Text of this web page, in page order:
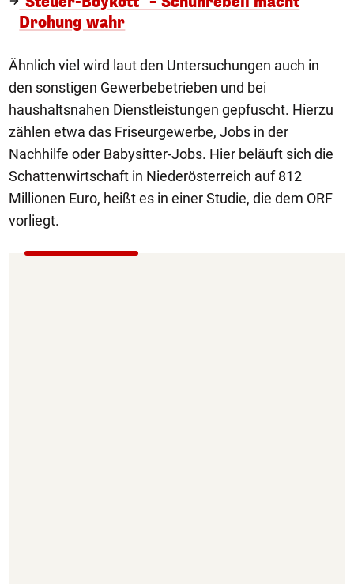
Drohung wahr
Ähnlich viel wird laut den Untersuchungen auch in
den sonstigen Gewerbebetrieben und bei
haushaltsnahen Dienstleistungen gepfuscht. Hierzu
zählen etwa das Friseurgewerbe, Jobs in der
Nachhilfe oder Babysitter-Jobs. Hier beläuft sich die
Schattenwirtschaft in Niederösterreich auf 812
Millionen Euro, heißt es in einer Studie, die dem ORF
vorliegt.